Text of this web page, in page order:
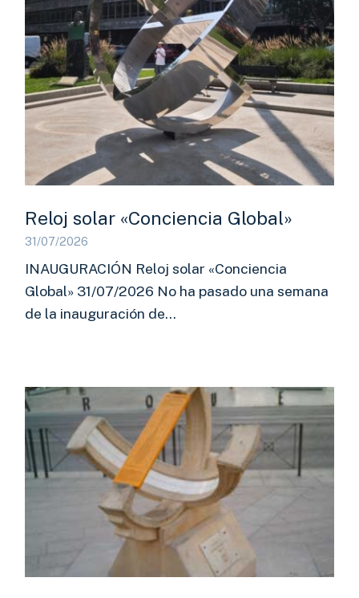
Reloj solar «Conciencia Global»
31/07/2026
INAUGURACIÓN Reloj solar «Conciencia
Global» 31/07/2026 No ha pasado una semana
de la inauguración de…